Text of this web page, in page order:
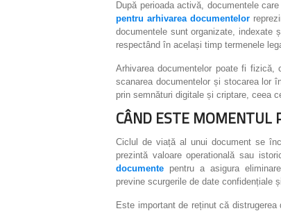
După perioada activă, documentele
pentru arhivarea documentelor
documentele sunt organizate, indexate
respectând în același timp termenele
Arhivarea documentelor poate fi
scanarea documentelor și stocarea lor
prin semnături digitale și criptare, ceea
CÂND ESTE MOMENTUL
Ciclul de viață al unui document se
prezintă valoare operatională sau
documente pentru a asigura
previne scurgerile de date confidențiale
Este important de reținut că